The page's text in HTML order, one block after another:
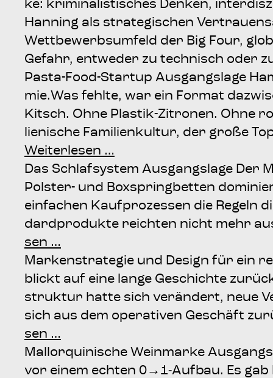
ke: kri­mi­na­lis­ti­sches Den­ken,
Han­ning als stra­te­gi­schen
Wett­be­werbs­um­feld der Big Four,
Gefahr, ent­we­der zu tech­nisch oder
Pas­­ta-Food-Star­t­up Aus­gangs­la­ge
mie.Was fehl­te, war ein For­mat
Kitsch. Ohne Plas­­tik-Zitro­­nen. Ohne
lie­ni­sche Fami­li­en­kul­tur, der gro­ße
Wei­ter­le­sen …
Das Schlaf­sys­tem Aus­gangs­la­ge
Pols­­ter- und Box­spring­bet­ten
ein­fa­chen Kauf­pro­zes­sen die
dard­pro­duk­te reich­ten nicht mehr
sen …
Mar­ken­stra­te­gie und Design für ein
blickt auf eine lan­ge Geschich­te
struk­tur hat­te sich ver­än­dert, neue
sich aus dem ope­ra­ti­ven Geschäft
sen …
Mal­lor­qui­ni­sche Wein­mar­ke
vor einem ech­ten 0→1‑Aufbau. Es